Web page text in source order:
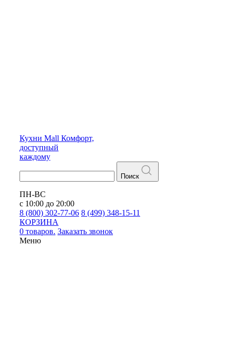
Кухни Mall Комфорт,
доступный
каждому
Поиск
ПН-ВС
с 10:00 до 20:00
8 (800) 302-77-06 8 (499) 348-15-11
КОРЗИНА
0 товаров. Заказать звонок
Меню